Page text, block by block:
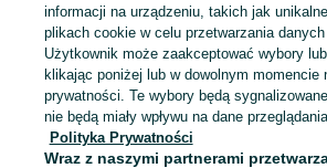
KATEGORIA
Mapa kategorii
Mapa miejscowości
informacji na urządzeniu, takich jak
plikach cookie w celu przetwarzania
Użytkownik może zaakceptować wybory
klikając poniżej lub w dowolnym momencie
prywatności. Te wybory będą
nie będą miały wpływu na dane
Polityka Prywatności
Wraz z naszymi partnerami